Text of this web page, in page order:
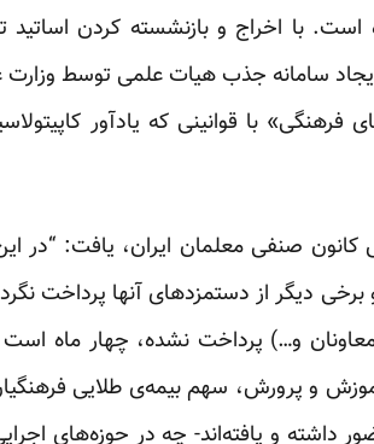
با اخراج و بازنشسته کردن اساتید
سامانه جذب هیات علمی توسط
با قوانینی که یادآور
صنفی معلمان ایران، یافت: “در
دیگر از دستمزدهای آنها پرداخت
و…) پرداخت نشده، چهار ماه است
و پرورش، سهم بیمه‌ی طلایی
داشته و یافته‌اند- چه در حوزه‌های